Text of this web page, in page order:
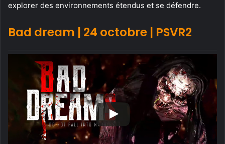
explorer des environnements étendus et se défendre.
Bad dream | 24 octobre | PSVR2